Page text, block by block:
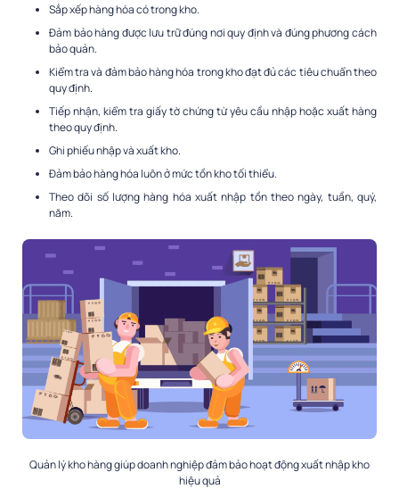
Sắp xếp hàng hóa có trong kho.
Đảm bảo hàng được lưu trữ đúng nơi quy định và đúng phương cách
bảo quản.
Kiểm tra và đảm bảo hàng hóa trong kho đạt đủ các tiêu chuẩn theo
quy định.
Tiếp nhận, kiểm tra giấy tờ chứng từ yêu cầu nhập hoặc xuất hàng
theo quy định.
Ghi phiếu nhập và xuất kho.
Đảm bảo hàng hóa luôn ở mức tồn kho tối thiểu.
Theo dõi số lượng hàng hóa xuất nhập tồn theo ngày, tuần, quý,
năm.
Quản lý kho hàng giúp doanh nghiệp đảm bảo hoạt động xuất nhập kho
hiệu quả